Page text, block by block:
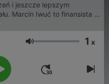
i jeszcze lepszym
Marcin Iwuć to finansista z
książki „Jak zadbać o
. Tagi:
odpowiedzialne
tylko niektóre tematy
oszczędności, ciesz
Volume 1 x